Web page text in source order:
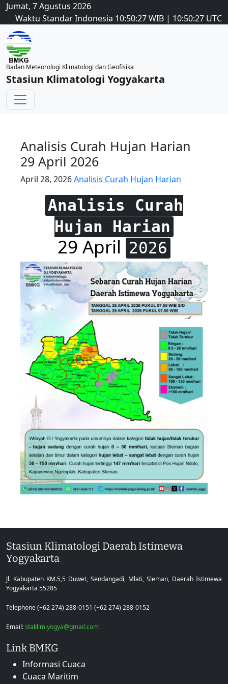
Jumat, 7 Agustus 2026
Waktu Standar Indonesia 10:50:27WIB | 10:50:27 UTC
Badan Meteorologi Klimatologi dan Geofisika
Stasiun Klimatologi Yogyakarta
Analisis Curah Hujan Harian
29 April 2026
April 28, 2026Analisis Curah Hujan Harian
Analisis Curah
Hujan Harian
29 April 2026
Stasiun Klimatologi Daerah Istimewa
Yogyakarta
Jl. Kabupaten KM.5,5 Duwet, Sendangadi, Mlati, Sleman, Daerah Istimewa
Yogyakarta 55285
Telephone (+62 274) 288-0151 (+62 274) 288-0152
Email:staklim.yogya@gmail.com
Link BMKG
Informasi Cuaca
Cuaca Maritim